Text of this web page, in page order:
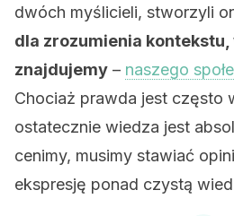
dwóch myślicieli, stworzyli
dla zrozumienia kontekstu,
znajdujemy – naszego
Chociaż prawda jest często
ostatecznie wiedza jest
cenimy, musimy stawiać
ekspresję ponad czystą